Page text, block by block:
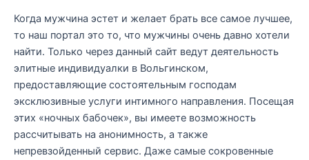
Когда мужчина эстет и желает брать все самое лучшее,
то наш портал это то, что мужчины очень давно хотели
найти. Только через данный сайт ведут деятельность
элитные индивидуалки в Вольгинском,
предоставляющие состоятельным господам
эксклюзивные услуги интимного направления. Посещая
этих «ночных бабочек», вы имеете возможность
рассчитывать на анонимность, а также
непревзойденный сервис. Даже самые сокровенные